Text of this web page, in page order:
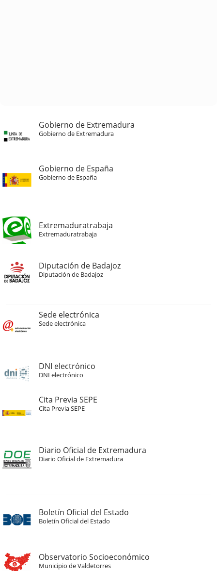
Gobierno de Extremadura
Gobierno de Extremadura
Gobierno de España
Gobierno de España
Extremaduratrabaja
Extremaduratrabaja
Diputación de Badajoz
Diputación de Badajoz
Sede electrónica
Sede electrónica
DNI electrónico
DNI electrónico
Cita Previa SEPE
Cita Previa SEPE
Diario Oficial de Extremadura
Diario Oficial de Extremadura
Boletín Oficial del Estado
Boletín Oficial del Estado
Observatorio Socioeconómico
Municipio de Valdetorres